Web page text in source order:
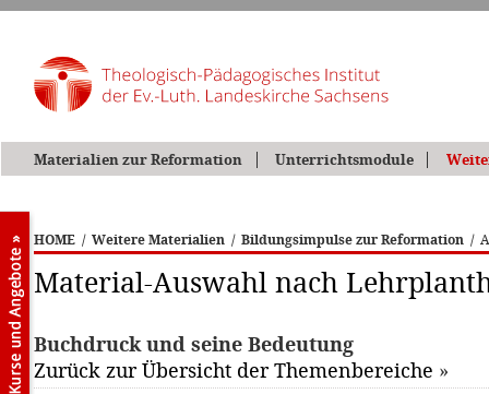
Materialien zur Reformation Unterrichtsmodule
HOME / Weitere Materialien / Bildungsimpulse zur Reformation /
Material-Auswahl nach
Buchdruck und seine Bedeutung
Zurück zur Übersicht der Themenbereiche »